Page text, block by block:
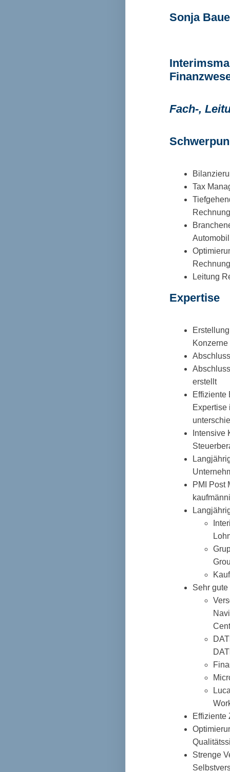
Sonja
Fach-,
Tax
Leitung
Expertise
Konzerne
erstellt
Effiziente
Expertise
Intensive
PMI Post
Sehr gute
Effiziente
Strenge